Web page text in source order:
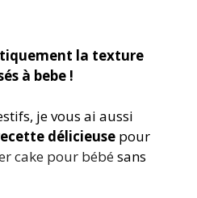
la texture
à bebe !
je vous ai aussi
délicieuse pour
cake pour bébésans